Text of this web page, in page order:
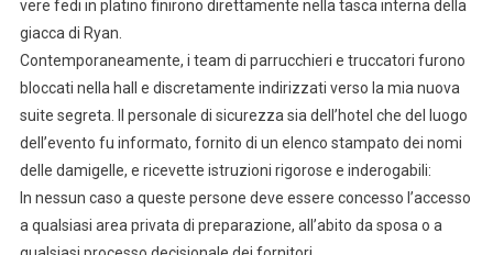
vere fedi in platino finirono direttamente nella tasca interna della
giacca di Ryan.
Contemporaneamente, i team di parrucchieri e truccatori furono
bloccati nella hall e discretamente indirizzati verso la mia nuova
suite segreta. Il personale di sicurezza sia dell’hotel che del luogo
dell’evento fu informato, fornito di un elenco stampato dei nomi
delle damigelle, e ricevette istruzioni rigorose e inderogabili:
In nessun caso a queste persone deve essere concesso l’accesso
a qualsiasi area privata di preparazione, all’abito da sposa o a